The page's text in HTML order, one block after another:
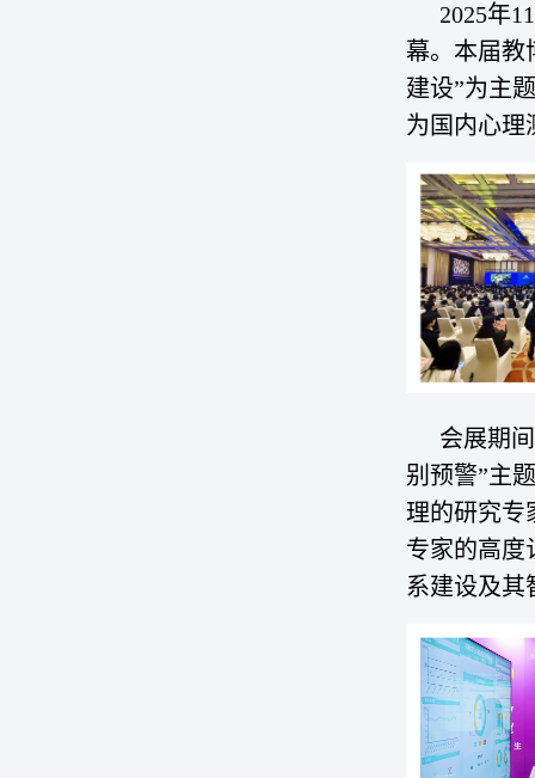
2025年
幕。本届教
建设”为主
为国内心理
会展期
别 预警”主题
理的研究专
专家的高度
系建设及其